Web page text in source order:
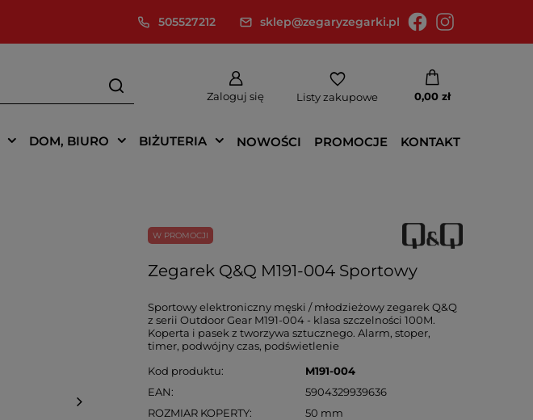
505527212 sklep@zegaryzegarki.pl
Zaloguj się Listy zakupowe 0,00 zł
DOM, BIURO BIŻUTERIA NOWOŚCI PROMOCJE KONTAKT
W PROMOCJI
Zegarek Q&Q M191-004 Sportowy
Sportowy elektroniczny męski / młodzieżowy zegarek Q&Q
z serii Outdoor Gear M191-004 - klasa szczelności 100M.
Koperta i pasek z tworzywa sztucznego. Alarm, stoper,
timer, podwójny czas, podświetlenie
Kod produktu
M191-004
EAN
5904329939636
ROZMIAR KOPERTY
50 mm